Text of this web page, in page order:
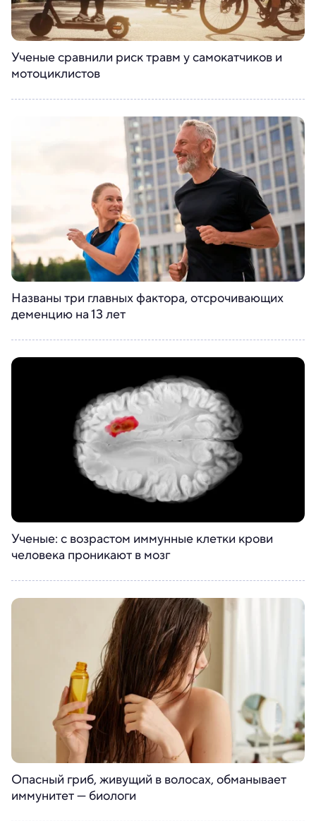
Ученые сравнили риск травм у самокатчиков и
мотоциклистов
Названы три главных фактора, отсрочивающих
деменцию на 13 лет
Ученые: с возрастом иммунные клетки крови
человека проникают в мозг
Опасный гриб, живущий в волосах, обманывает
иммунитет — биологи